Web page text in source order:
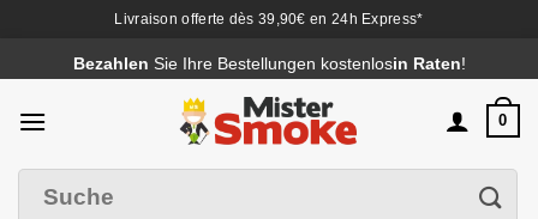
Livraison offerte dès 39,90€ en 24h Express*
au
contenu
Bezahlen Sie Ihre Bestellungen kostenlosin Raten!
0
nach